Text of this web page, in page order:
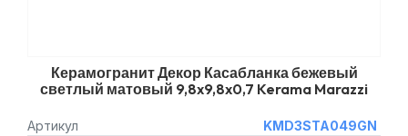
Керамогранит Декор Касабланка бежевый
светлый матовый 9,8x9,8x0,7 Kerama Marazzi
Артикул
KMD3STA049GN